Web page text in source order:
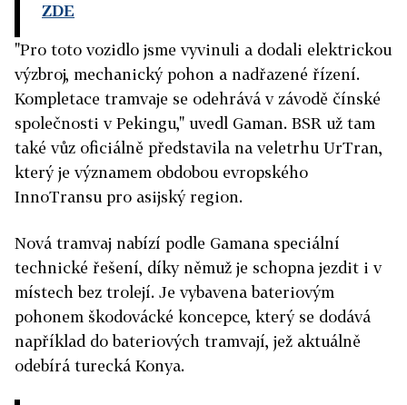
ZDE
"Pro toto vozidlo jsme vyvinuli a dodali elektrickou
výzbroj, mechanický pohon a nadřazené řízení.
Kompletace tramvaje se odehrává v závodě čínské
společnosti v Pekingu," uvedl Gaman. BSR už tam
také vůz oficiálně představila na veletrhu UrTran,
který je významem obdobou evropského
InnoTransu pro asijský region.
Nová tramvaj nabízí podle Gamana speciální
technické řešení, díky němuž je schopna jezdit i v
místech bez trolejí. Je vybavena bateriovým
pohonem škodovácké koncepce, který se dodává
například do bateriových tramvají, jež aktuálně
odebírá turecká Konya.